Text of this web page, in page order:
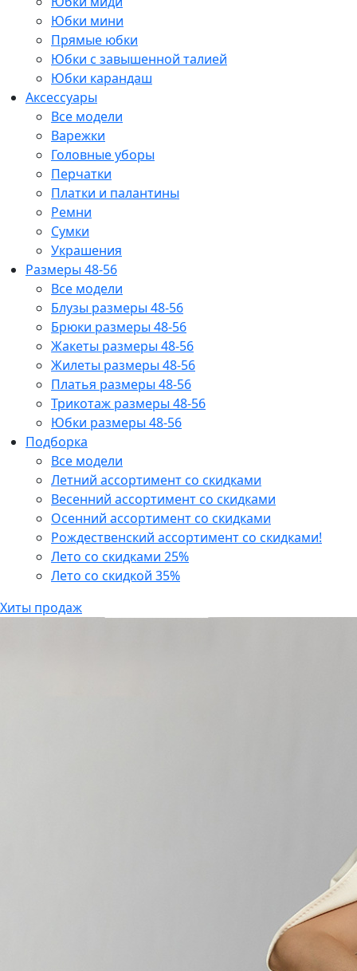
Юбки мини
Прямые юбки
Юбки с завышенной талией
Юбки карандаш
Аксессуары
Все модели
Варежки
Головные уборы
Перчатки
Платки и палантины
Ремни
Сумки
Украшения
Размеры 48-56
Все модели
Блузы размеры 48-56
Брюки размеры 48-56
Жакеты размеры 48-56
Жилеты размеры 48-56
Платья размеры 48-56
Трикотаж размеры 48-56
Юбки размеры 48-56
Подборка
Все модели
Летний ассортимент со скидками
Весенний ассортимент со скидками
Осенний ассортимент со скидками
Рождественский ассортимент со скидками!
Лето со скидками 25%
Лето со скидкой 35%
Хиты продаж